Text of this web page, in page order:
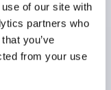
of our site with
partners who
you’ve
from your use
Q=94
R=32